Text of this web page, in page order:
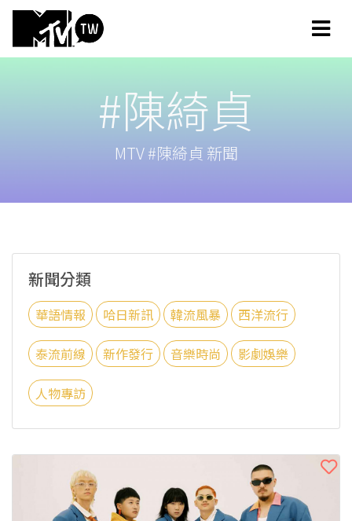
#陳綺貞
MTV #陳綺貞 新聞
新聞分類
華語情報 哈日新訊 韓流風暴 西洋流行
泰流前線 新作發行 音樂時尚 影劇娛樂
人物專訪